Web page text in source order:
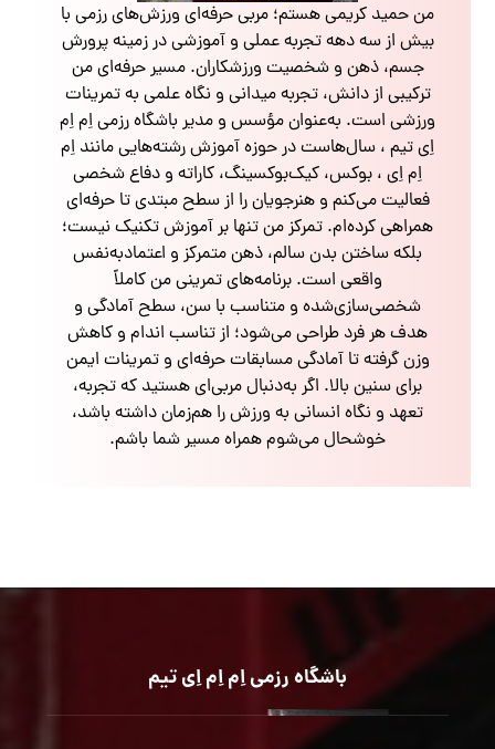
من حمید کریمی هستم؛ مربی حرفه‌ای ورزش‌های رزمی با
بیش از سه دهه تجربه عملی و آموزشی در زمینه پرورش
جسم، ذهن و شخصیت ورزشکاران. مسیر حرفه‌ای من
ترکیبی از دانش، تجربه میدانی و نگاه علمی به تمرینات
ورزشی است. به‌عنوان مؤسس و مدیر باشگاه رزمی اِم اِم
اِی تیم ، سال‌هاست در حوزه آموزش رشته‌هایی مانند اِم
اِم اِی ، بوکس، کیک‌بوکسینگ، کاراته و دفاع شخصی
فعالیت می‌کنم و هنرجویان را از سطح مبتدی تا حرفه‌ای
همراهی کرده‌ام. تمرکز من تنها بر آموزش تکنیک نیست؛
بلکه ساختن بدن سالم، ذهن متمرکز و اعتمادبه‌نفس
واقعی است. برنامه‌های تمرینی من کاملاً
شخصی‌سازی‌شده و متناسب با سن، سطح آمادگی و
هدف هر فرد طراحی می‌شود؛ از تناسب اندام و کاهش
وزن گرفته تا آمادگی مسابقات حرفه‌ای و تمرینات ایمن
برای سنین بالا. اگر به‌دنبال مربی‌ای هستید که تجربه،
تعهد و نگاه انسانی به ورزش را هم‌زمان داشته باشد،
خوشحال می‌شوم همراه مسیر شما باشم.
باشگاه رزمی اِم اِم اِی تیم